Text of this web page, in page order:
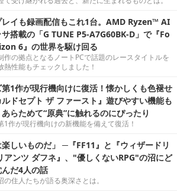
レイも録画配信もこれ1台。AMD Ryzen™ AI
搭載の「G TUNE P5-A7G60BK-D」で『Fo
6』の世界を駆け回る
作の拠点となるノートPCで話題のレースタイトルを
熱性能もチェックしました！
1作が現行機向けに復活！懐かしくも色褪せ
ドセプト ザ ファースト』遊びやすい機能も
らためて“原典”に触れるのにぴったり
1作が現行機向けの新機能を備えて復活！
楽しいものだ」 ─『FF11』と『ウィザードリ
アンツ ダフネ』、"優しくないRPG"の沼にど
んだ4人の話
の住人たちが語る奥深さとは。